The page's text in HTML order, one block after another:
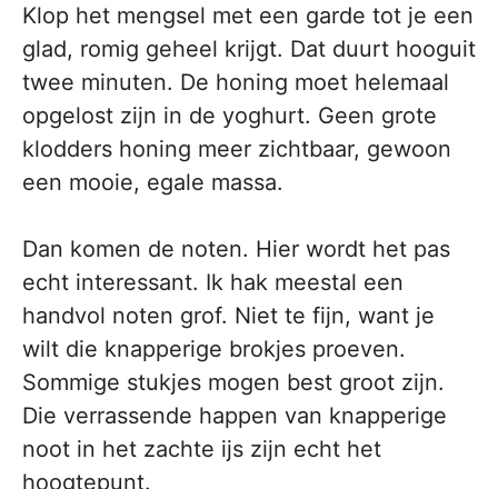
Klop het mengsel met een garde tot je een
glad, romig geheel krijgt. Dat duurt hooguit
twee minuten. De honing moet helemaal
opgelost zijn in de yoghurt. Geen grote
klodders honing meer zichtbaar, gewoon
een mooie, egale massa.
Dan komen de noten. Hier wordt het pas
echt interessant. Ik hak meestal een
handvol noten grof. Niet te fijn, want je
wilt die knapperige brokjes proeven.
Sommige stukjes mogen best groot zijn.
Die verrassende happen van knapperige
noot in het zachte ijs zijn echt het
hoogtepunt.